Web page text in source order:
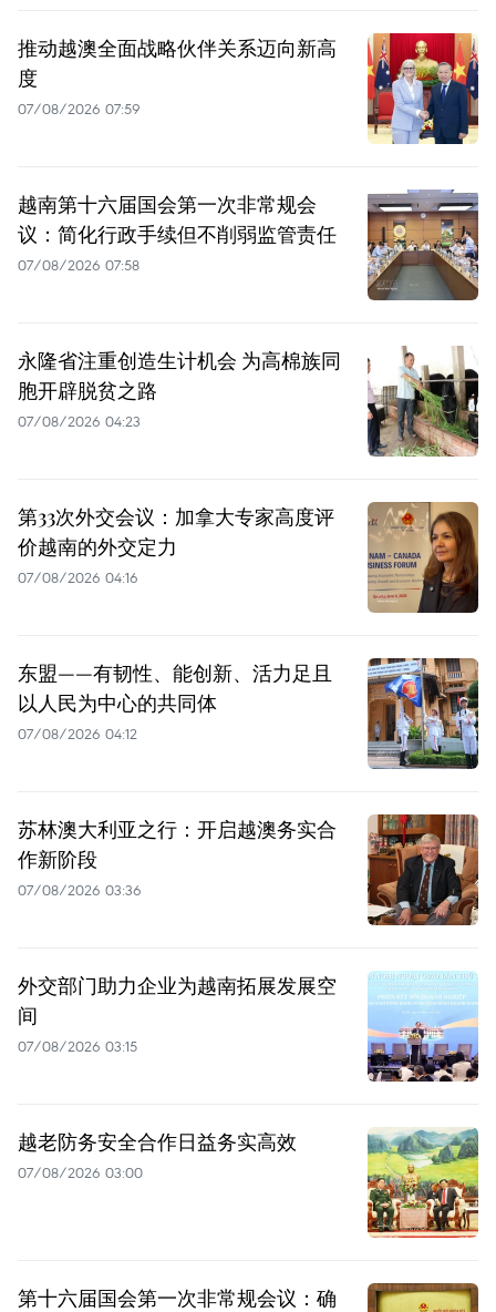
推动越澳全面战略伙伴关系迈向新高
度
07/08/2026 07:59
越南第十六届国会第一次非常规会
议：简化行政手续但不削弱监管责任
07/08/2026 07:58
永隆省注重创造生计机会 为高棉族同
胞开辟脱贫之路
07/08/2026 04:23
第33次外交会议：加拿大专家高度评
价越南的外交定力
07/08/2026 04:16
东盟——有韧性、能创新、活力足且
以人民为中心的共同体
07/08/2026 04:12
苏林澳大利亚之行：开启越澳务实合
作新阶段
07/08/2026 03:36
外交部门助力企业为越南拓展发展空
间
07/08/2026 03:15
越老防务安全合作日益务实高效
07/08/2026 03:00
第十六届国会第一次非常规会议：确